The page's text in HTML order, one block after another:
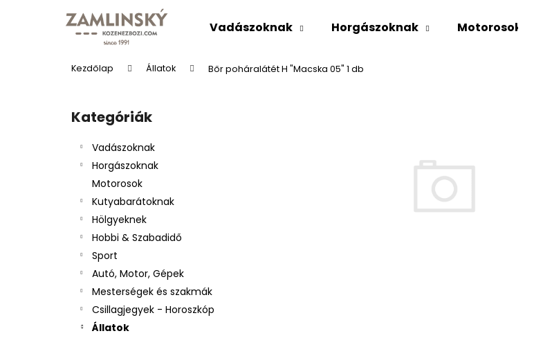
Vadászoknak Horgászoknak Motorosok
Kezdőlap Állatok Bőr poháralátét H "Macska 05" 1 db
Kategóriák
átugrása
Kategóriák
Vadászoknak
Horgászoknak
Motorosok
Kutyabarátoknak
Hölgyeknek
Hobbi & Szabadidő
Sport
Autó, Motor, Gépek
Mesterségek és szakmák
Csillagjegyek - Horoszkóp
Állatok
Vissza
Vissza
Ajánljuk
BŐRÖV "VADÁSZÜDVÖZLET"
Ft9 526